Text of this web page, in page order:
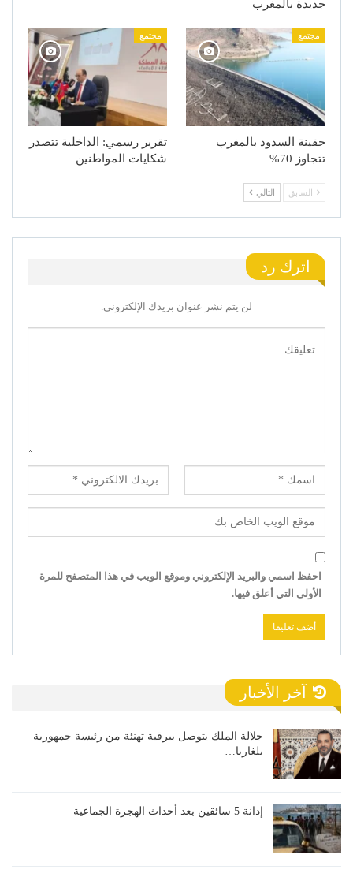
جديدة بالمغرب
مجتمع
حقينة السدود بالمغرب
تتجاوز 70%
مجتمع
تقرير رسمي: الداخلية تتصدر
شكايات المواطنين
السابق التالي
اترك رد
لن يتم نشر عنوان بريدك الإلكتروني.
احفظ اسمي والبريد الإلكتروني وموقع الويب في هذا المتصفح للمرة
الأولى التي أعلق فيها.
آخر الأخبار
جلالة الملك يتوصل ببرقية تهنئة من رئيسة جمهورية
بلغاريا…
إدانة 5 سائقين بعد أحداث الهجرة الجماعية